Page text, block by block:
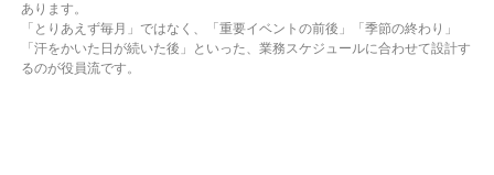
あります。
「とりあえず毎月」ではなく、「重要イベントの前後」「季節の終わり」
「汗をかいた日が続いた後」といった、業務スケジュールに合わせて設計す
るのが役員流です。